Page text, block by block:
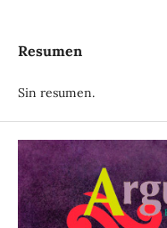
Resumen
Sin resumen.